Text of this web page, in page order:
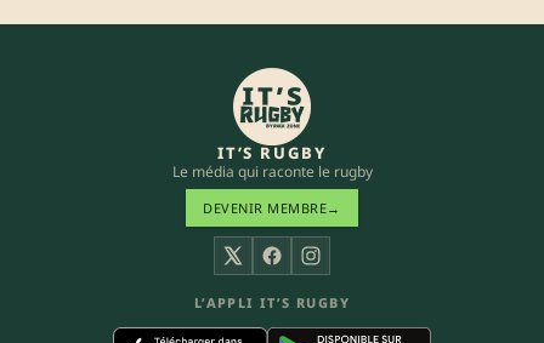
IT’S RUGBY
Le média qui raconte le rugby
DEVENIR MEMBRE→
X FacebookInstagram
L’APPLI IT’S RUGBY